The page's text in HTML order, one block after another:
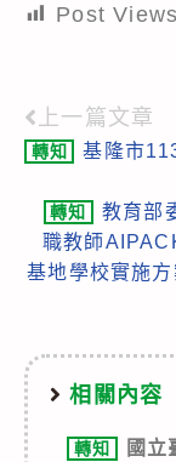
Post
Read
more
articles
上一篇文章
轉知 基隆市
轉知
教育部
職教師
基地學校實施
相關內容
轉知
國立